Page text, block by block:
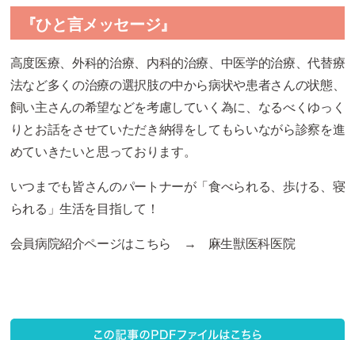
『ひと言メッセージ』
高度医療、外科的治療、内科的治療、中医学的治療、代替療
法など多くの治療の選択肢の中から病状や患者さんの状態、
飼い主さんの希望などを考慮していく為に、 なるべくゆっく
りとお話をさせていただき納得をしてもらいながら診察を進
めていきたいと思っております。
いつまでも皆さんのパートナーが「食べられる、歩ける、 寝
られる」生活を目指して！
会員病院紹介ページはこちら → 麻生獣医科医院